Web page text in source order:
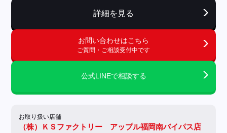
詳細を見る
お問い合わせはこちら
ご質問・ご相談受付中です
公式LINEで相談する
お取り扱い店舗
（株）ＫＳファクトリー アップル福岡南バイパス店